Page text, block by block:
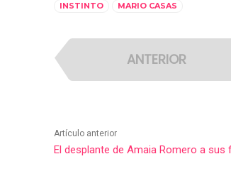
INSTINTO MARIO CASAS
ANTERIOR
Artículo anterior
El desplante de Amaia Romero a